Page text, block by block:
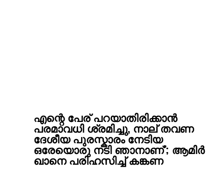
എന്റെ പേര് പറയാതിരിക്കാൻ
പരമാവധി ശ്രമിച്ചു, നാല് തവണ
ദേശീയ പുരസ്കാരം നേടിയ
ഒരേയൊരു നടി ഞാനാണ്’; ആമിര്‍
ഖാനെ പരിഹസിച്ച് കങ്കണ